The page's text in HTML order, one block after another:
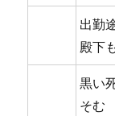
出勤
殿下
黒い
そむ